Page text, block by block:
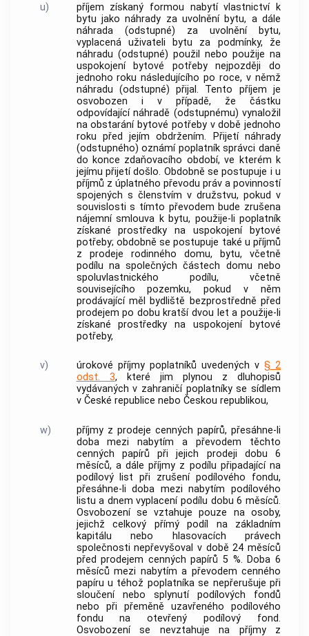
u)
příjem získaný formou nabytí vlastnictví k
bytu jako náhrady za uvolnění bytu, a dále
náhrada (odstupné) za uvolnění bytu,
vyplacená uživateli bytu za podmínky, že
náhradu (odstupné) použil nebo použije na
uspokojení bytové potřeby nejpozději do
jednoho roku následujícího po roce, v němž
náhradu (odstupné) přijal. Tento příjem je
osvobozen i v případě, že částku
odpovídající náhradě (odstupnému) vynaložil
na obstarání bytové potřeby v době jednoho
roku před jejím obdržením. Přijetí náhrady
(odstupného) oznámí poplatník správci daně
do konce zdaňovacího období, ve kterém k
jejímu přijetí došlo. Obdobně se postupuje i u
příjmů z úplatného převodu práv a povinností
spojených s členstvím v družstvu, pokud v
souvislosti s tímto převodem bude zrušena
nájemní smlouva k bytu, použije-li poplatník
získané prostředky na uspokojení bytové
potřeby; obdobně se postupuje také u příjmů
z prodeje rodinného domu, bytu, včetně
podílu na společných částech domu nebo
spoluvlastnického podílu, včetně
souvisejícího pozemku, pokud v něm
prodávající měl bydliště bezprostředně před
prodejem po dobu kratší dvou let a použije-li
získané prostředky na uspokojení bytové
potřeby,
v) úrokové příjmy poplatníků uvedených v § 2
odst. 3, které jim plynou z dluhopisů
vydávaných v zahraničí poplatníky se sídlem
v České republice nebo Českou republikou,
w) příjmy z prodeje cenných papírů, přesáhne-li
doba mezi nabytím a převodem těchto
cenných papírů při jejich prodeji dobu 6
měsíců, a dále příjmy z podílu připadající na
podílový list při zrušení podílového fondu,
přesáhne-li doba mezi nabytím podílového
listu a dnem vyplacení podílu dobu 6 měsíců.
Osvobození se vztahuje pouze na osoby,
jejichž celkový přímý podíl na základním
kapitálu nebo hlasovacích právech
společnosti nepřevyšoval v době 24 měsíců
před prodejem cenných papírů 5 %. Doba 6
měsíců mezi nabytím a převodem cenného
papíru u téhož poplatníka se nepřerušuje při
sloučení nebo splynutí podílových fondů
nebo při přeměně uzavřeného podílového
fondu na otevřený podílový fond.
Osvobození se nevztahuje na příjmy z